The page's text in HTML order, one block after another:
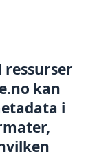
ressurser
kan
i